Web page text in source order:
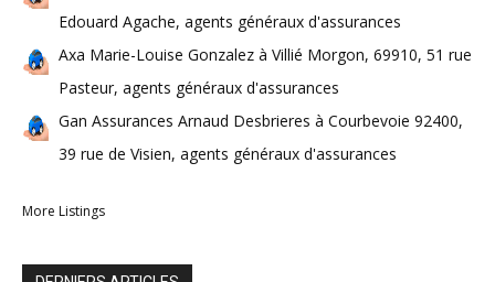
Edouard Agache, agents généraux d'assurances
Axa Marie-Louise Gonzalez à Villié Morgon, 69910, 51 rue
Pasteur, agents généraux d'assurances
Gan Assurances Arnaud Desbrieres à Courbevoie 92400,
39 rue de Visien, agents généraux d'assurances
More Listings